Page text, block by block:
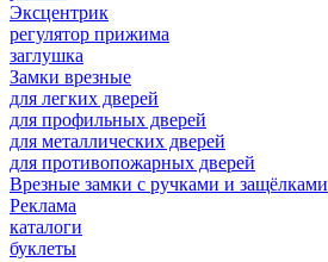
Эксцентрик
регулятор прижима
заглушка
Замки врезные
для легких дверей
для профильных дверей
для металлических дверей
для противопожарных дверей
Врезные замки с ручками и защёлками
Реклама
каталоги
буклеты